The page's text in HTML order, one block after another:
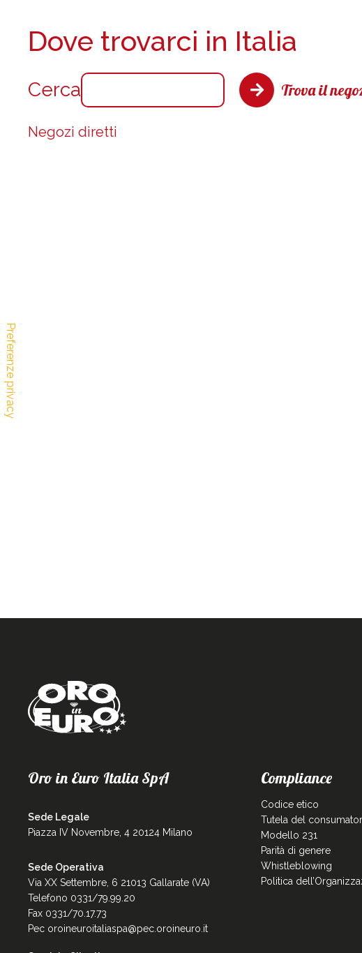
Cerca Trova il
Dove trovarci in Italia
Negozi diretti
Oro in Euro Italia SpA
Sede Legale
Piazza IV Novembre, 4 20124 Milano
Sede Operativa
Via XX Settembre, 6 21013 Gallarate (VA)
Telefono 0331/79.99.20
Fax 0331/70.17.73
Pec oroineuroitaliaspa@pec.oroineuro.it
Compliance
Codice etico
Tutela del
Modello 231
Parità di genere
Whistleblowing
Politica